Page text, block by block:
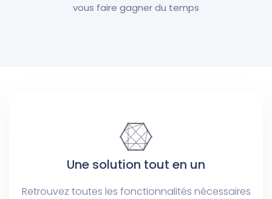
vous faire gagner du temps
Une solution tout en un
Retrouvez toutes les fonctionnalités nécessaires